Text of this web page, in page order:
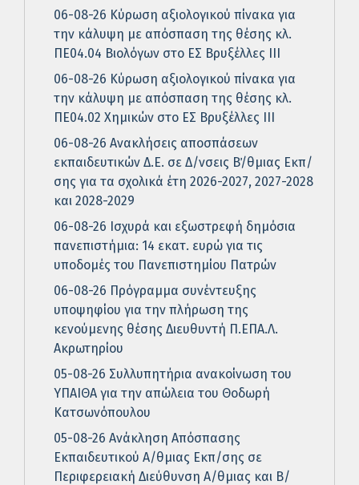
06-08-26 Κύρωση αξιολογικού πίνακα για
την κάλυψη με απόσπαση της θέσης κλ.
ΠΕ04.04 Βιολόγων στο ΕΣ Βρυξέλλες ΙΙΙ
06-08-26 Κύρωση αξιολογικού πίνακα για
την κάλυψη με απόσπαση της θέσης κλ.
ΠΕ04.02 Χημικών στο ΕΣ Βρυξέλλες ΙΙΙ
06-08-26 Ανακλήσεις αποσπάσεων
εκπαιδευτικών Δ.Ε. σε Δ/νσεις Β΄/θμιας Εκπ/
σης για τα σχολικά έτη 2026-2027, 2027-2028
και 2028-2029
06-08-26 Ισχυρά και εξωστρεφή δημόσια
πανεπιστήμια: 14 εκατ. ευρώ για τις
υποδομές του Πανεπιστημίου Πατρών
06-08-26 Πρόγραμμα συνέντευξης
υποψηφίου για την πλήρωση της
κενούμενης θέσης Διευθυντή Π.ΕΠΑ.Λ.
Ακρωτηρίου
05-08-26 Συλλυπητήρια ανακοίνωση του
ΥΠΑΙΘΑ για την απώλεια του Θοδωρή
Κατσωνόπουλου
05-08-26 Ανάκληση Απόσπασης
Εκπαιδευτικού Α/θμιας Εκπ/σης σε
Περιφερειακή Διεύθυνση Α/θμιας και Β/